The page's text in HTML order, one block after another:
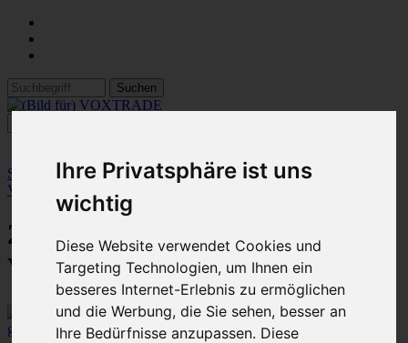
Ihre Privatsphäre ist uns
wichtig
Diese Website verwendet Cookies und
Targeting Technologien, um Ihnen ein
besseres Internet-Erlebnis zu ermöglichen
und die Werbung, die Sie sehen, besser an
Ihre Bedürfnisse anzupassen. Diese
Startseite :: 08 PE Rohr Klemmverschraubung::25 mm Rohr
Verschraubungen
25 mm PE-Rohr Winkel
Verschraubung 1" IG
größeres Bild